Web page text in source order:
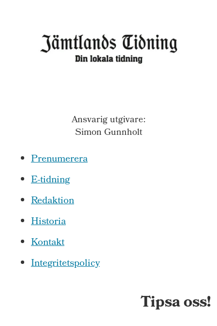
Ansvarig utgivare:
Simon Gunnholt
Prenumerera
E-tidning
Redaktion
Historia
Kontakt
Integritetspolicy
Tipsa oss!